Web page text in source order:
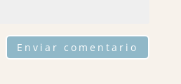
Enviar comentario